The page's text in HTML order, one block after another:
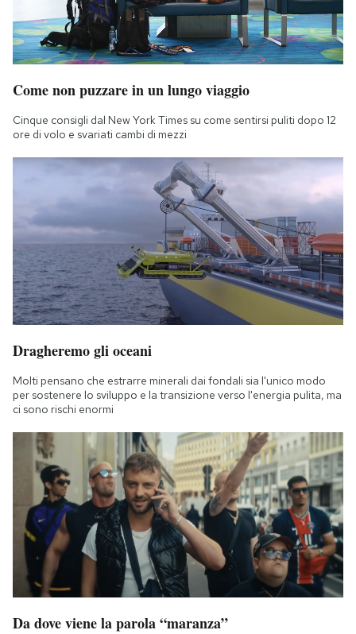
Come non puzzare in un lungo viaggio
Cinque consigli dal New York Times su come sentirsi puliti dopo 12
ore di volo e svariati cambi di mezzi
Dragheremo gli oceani
Molti pensano che estrarre minerali dai fondali sia l'unico modo
per sostenere lo sviluppo e la transizione verso l'energia pulita, ma
ci sono rischi enormi
Da dove viene la parola “maranza”